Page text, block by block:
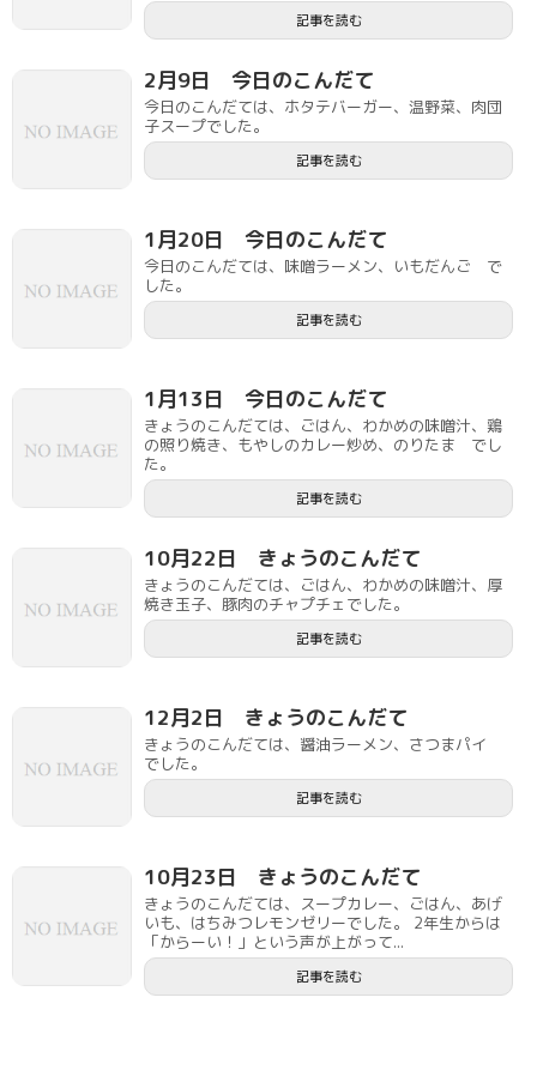
記事を読む
2月9日 今日のこんだて
今日のこんだては、ホタテバーガー、温野菜、肉団
子スープでした。
記事を読む
1月20日 今日のこんだて
今日のこんだては、味噌ラーメン、いもだんご で
した。
記事を読む
1月13日 今日のこんだて
きょうのこんだては、ごはん、わかめの味噌汁、鶏
の照り焼き、もやしのカレー炒め、のりたま でし
た。
記事を読む
10月22日 きょうのこんだて
きょうのこんだては、ごはん、わかめの味噌汁、厚
焼き玉子、豚肉のチャプチェでした。
記事を読む
12月2日 きょうのこんだて
きょうのこんだては、醤油ラーメン、さつまパイ
でした。
記事を読む
10月23日 きょうのこんだて
きょうのこんだては、スープカレー、ごはん、あげ
いも、はちみつレモンゼリーでした。 2年生からは
「からーい！」という声が上がって...
記事を読む